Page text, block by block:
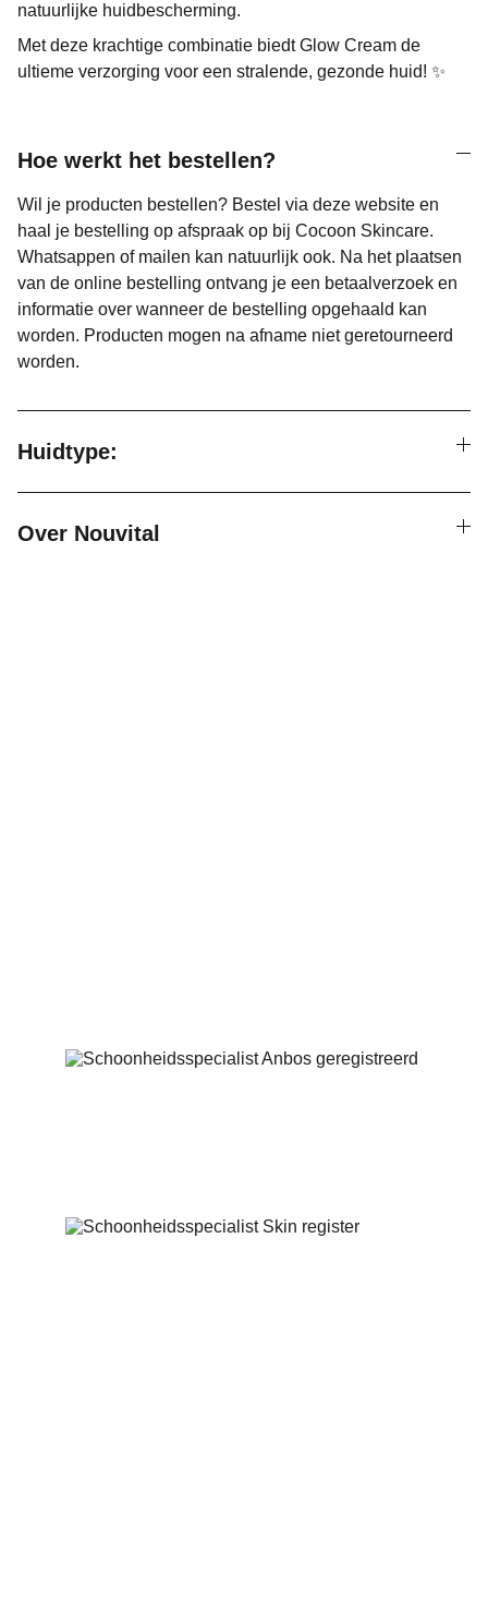
natuurlijke huidbescherming.
Met deze krachtige combinatie biedt Glow Cream de
ultieme verzorging voor een stralende, gezonde huid! ✨
Hoe werkt het bestellen?
Wil je producten bestellen? Bestel via deze website en
haal je bestelling op afspraak op bij Cocoon Skincare.
Whatsappen of mailen kan natuurlijk ook. Na het plaatsen
van de online bestelling ontvang je een betaalverzoek en
informatie over wanneer de bestelling opgehaald kan
worden. Producten mogen na afname niet geretourneerd
worden.
Huidtype:
Over Nouvital